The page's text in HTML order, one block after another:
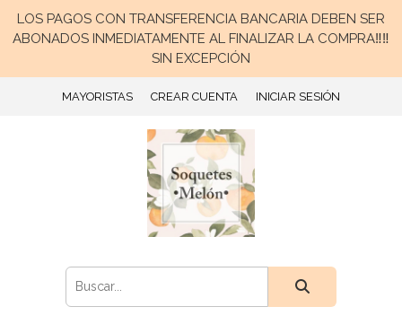
LOS PAGOS CON TRANSFERENCIA BANCARIA DEBEN SER
ABONADOS INMEDIATAMENTE AL FINALIZAR LA COMPRA‼️‼️
SIN EXCEPCIÓN
MAYORISTAS CREAR CUENTA INICIAR SESIÓN